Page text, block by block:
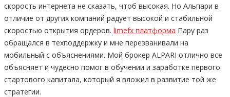
скорость интернета не сказать, чтоб высокая. Но Альпари в
отличие от других компаний радует высокой и стабильной
скоростью открытия ордеров. limefx платформа Пару раз
обращался в техподдержку и мне перезванивали на
мобильный с объяснениями. Мой брокер ALPARI отлично все
объясняет и чудесно помог в обучении и заработке первого
стартового капитала, который я вложил в развитие той же
стратегии.